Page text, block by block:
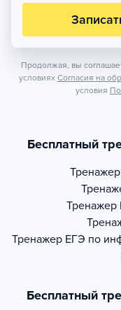
Продолжая, вы
условиях Согласия на
условия
Бесплатный
Тренажер
Тренажер
Тренажер ЕГЭ по
Бесплатный